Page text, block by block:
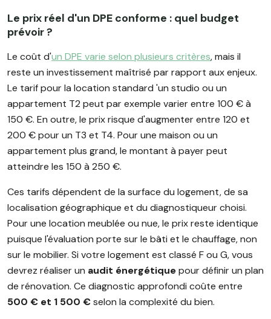
Le prix réel d'un DPE conforme : quel budget
prévoir ?
Le coût d'un DPE varie selon plusieurs critères, mais il
reste un investissement maîtrisé par rapport aux enjeux.
Le tarif pour la location standard 'un studio ou un
appartement T2 peut par exemple varier entre 100 € à
150 €. En outre, le prix risque d'augmenter entre 120 et
200 € pour un T3 et T4. Pour une maison ou un
appartement plus grand, le montant à payer peut
atteindre les 150 à 250 €.
Ces tarifs dépendent de la surface du logement, de sa
localisation géographique et du diagnostiqueur choisi.
Pour une location meublée ou nue, le prix reste identique
puisque l'évaluation porte sur le bâti et le chauffage, non
sur le mobilier. Si votre logement est classé F ou G, vous
devrez réaliser un audit énergétiquepour définir un plan
de rénovation. Ce diagnostic approfondi coûte entre
500 € et 1 500 €selon la complexité du bien.